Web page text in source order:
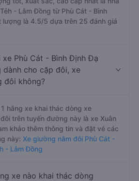
- Lâm Đồng từ Phù Cát - Bình
lượng là 4.5/5 dựa trên 25 đánh giá
xe Phù Cát - Bình Định Đạ
dành cho cặp đôi, xe
đôi không?
hãng xe khai thác dòng xe
trên tuyến đường này là xe Xuân
khảo thêm thông tin và đặt vé các
này: Xe giường nằm đôi Phù Cát -
- Lâm Đồng
xe nào khai thác dòng